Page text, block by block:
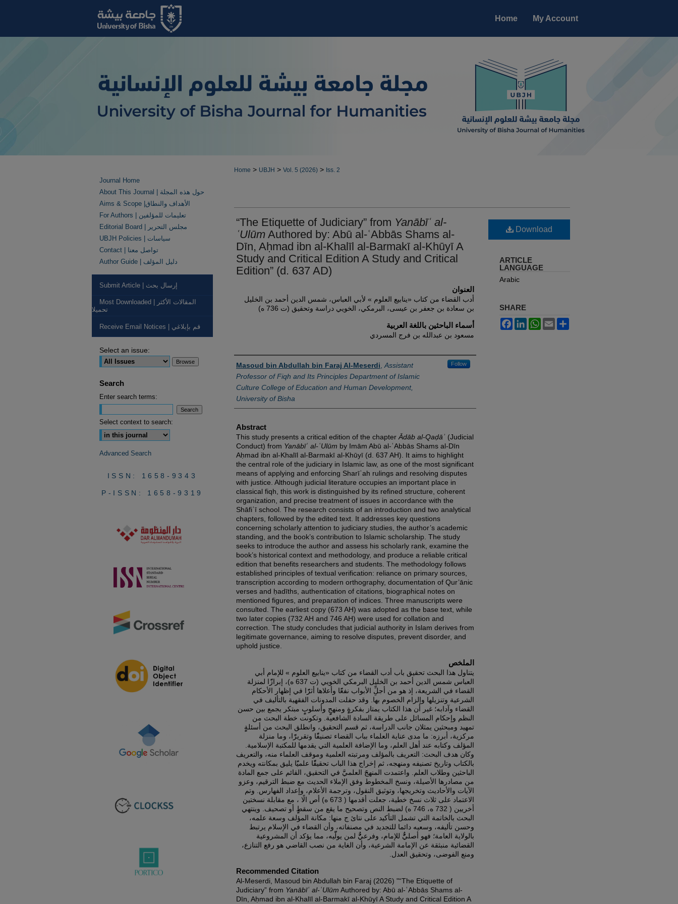
Home My Account
Home > UBJH > Vol. 5 (2026) > Iss. 2
“The Etiquette of Judiciary” from Yanābīʿ al-
ʿUlūm Authored by: Abū al-ʿAbbās Shams al-
Dīn, Aḥmad ibn al-Khalīl al-Barmakī al-Khūyī A
Study and Critical Edition A Study and Critical
Edition” (d. 637 AD)
العنوان
أدب القضاء من كتاب «ينابيع العلوم » لأبي العباس، شمس الدين أحمد بن الخليل
بن سعادة بن جعفر بن عيسى، البرمكي، الخويي دراسة وتحقيق (ت 736 ه)
أسماء الباحثين باللغة العربية
مسعود بن عبدالله بن فرج المسردي
Authors
Masoud bin Abdullah bin Faraj Al-Meserdi Assistant
Professor of Fiqh and Its Principles Department of Islamic
Culture College of Education and Human Development,
University of Bisha
Follow
Abstract
This study presents a critical edition of the chapter Ādāb al-Qaḍāʾ (Judicial
Conduct) from Yanābīʿ al-ʿUlūm by Imām Abū al-ʿAbbās Shams al-Dīn
Aḥmad ibn al-Khalīl al-Barmakī al-Khūyī (d. 637 AH). It aims to highlight
the central role of the judiciary in Islamic law, as one of the most significant
means of applying and enforcing Sharīʿah rulings and resolving disputes
with justice. Although judicial literature occupies an important place in
classical fiqh, this work is distinguished by its refined structure, coherent
organization, and precise treatment of issues in accordance with the
Shāfiʿī school. The research consists of an introduction and two analytical
chapters, followed by the edited text. It addresses key questions
concerning scholarly attention to judiciary studies, the author’s academic
standing, and the book’s contribution to Islamic scholarship. The study
seeks to introduce the author and assess his scholarly rank, examine the
book’s historical context and methodology, and produce a reliable critical
edition that benefits researchers and students. The methodology follows
established principles of textual verification: reliance on primary sources,
transcription according to modern orthography, documentation of Qur’ānic
verses and ḥadīths, authentication of citations, biographical notes on
mentioned figures, and preparation of indices. Three manuscripts were
consulted. The earliest copy (673 AH) was adopted as the base text, while
two later copies (732 AH and 746 AH) were used for collation and
correction. The study concludes that judicial authority in Islam derives from
legitimate governance, aiming to resolve disputes, prevent disorder, and
uphold justice.
الملخص
يتناول هذا البحث تحقيق باب أدب القضاء من كتاب «ينابيع العلوم » للإمام أبي
العباس شمس الدين أحمد بن الخليل البرمكي الخويي (ت 637 ه)، إبرازًًا لمنزلة
القضاء في الشريعة، إذ هو من أجلِِّ الأبواب نفعًًا وأعلاها أثرًًا في إظهار الأحكام
الشرعية وتنزيلها وإلزام الخصوم بها. وقد حفلت المدونات الفقهية بالتأليف في
القضاء وآدابه؛ غير أن هذا الكتاب يمتاز بفكرةٍٍ ومنهجٍٍ وأسلوبٍٍ مبتكر يجمع بين حسن
النظم وإحكام المسائل على طريقة السادة الشافعية. وتكونت خطة البحث من
تمهيد ومبحثين يمثلان جانب الدراسة، ثم قسم التحقيق، وانطلق البحث من أسئلةٍٍ
مركزية، أبرزه: ما مدى عناية العلماء بباب القضاء تصنيفًًا وتقريرًًا، وما منزلة
المؤلف وكتابه عند أهل العلم، وما الإضافة العلمية التي يقدمها للمكتبة الإسلامية.
وكان هدف البحث: التعريف بالمؤلف ومرتبته العلمية وموقف العلماء منه، والتعريف
بالكتاب وتاريخ تصنيفه ومنهجه، ثم إخراج هذا الباب تحقيقًًا علميًًا يليق بمكانته ويخدم
الباحثين وطلاب العلم. واعتمدت المنهجََ العلميََّ في التحقيق، القائم على جمع المادة
من مصادرها الأصيلة، ونسخ المخطوط وفق الإملاء الحديث مع ضبط الترقيم، وعزو
الآيات والأحاديث وتخريجها، وتوثيق النقول، وترجمة الأعلام، وإعداد الفهارس. وتم
الاعتماد على ثلاث نسخ خطية، جعلت أقدمها ( 673 ه) أص الًا ، مع مقابلة نسختين
أخريين ( 732 ه، 746 ه) لضبط النص وتصحيح ما يقع من سقطٍٍ أو تصحيف. وينتهي
البحث بالخاتمة التي تشمل التأكيد على نتائ ج منها: مكانة المؤلف وسعة علمه،
وحسن تأليفه، وسعيه دائما للتجديد في مصنفاته، وأن القضاء في الإسلام يرتبط
بالولاية العامة؛ فهو أصليٌٌّ للإمام، وفرعيٌٌّ لمن يولّّيه، مما يؤكد أن المشروعية
القضائية منبثقة عن الإمامة الشرعية، وأن الغاية من نصب القاضي هو رفع التنازع،
ومنع الفوضى، وتحقيق العدل.
Recommended Citation
Al-Meserdi, Masoud bin Abdullah bin Faraj (2026) "“The Etiquette of
Judiciary” from Yanābīʿ al-ʿUlūm Authored by: Abū al-ʿAbbās Shams al-
Dīn, Aḥmad ibn al-Khalīl al-Barmakī al-Khūyī A Study and Critical Edition A
Download
ARTICLE
LANGUAGE
Arabic
SHARE
FacebookLinkedInWhatsApp
Email
Journal Home
About This Journal | حول هذه المجلة
Aims & Scope |الأهداف والنطاق
For Authors | تعليمات للمؤلفين
Editorial Board | مجلس التحرير
UBJH Policies | سياسات
Contact | تواصل معنا
Author Guide | دليل المؤلف
Submit Article | إرسال بحث
Most Downloaded | المقالات الأكثر
تحميلا
Receive Email Notices | قم بإبلاغي
Select an issue:
Search
Enter search terms:
Select context to search:
Advanced Search
ISSN: 1658-9343
P-ISSN: 1658-9319